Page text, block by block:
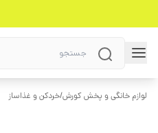
لوازم خانگی و پخش کورش/خردکن و غذاساز